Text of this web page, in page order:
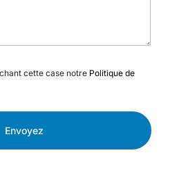
cette case notre Politique de
Envoyez